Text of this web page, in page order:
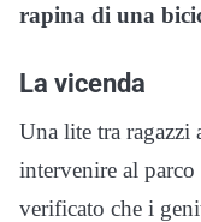
rapina di una
La vicenda
Una lite tra ragazzi
intervenire al
verificato che i